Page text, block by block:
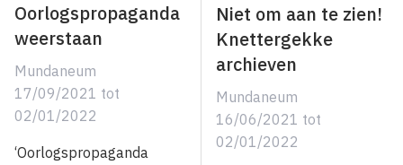
Oorlogspropaganda
weerstaan
Mundaneum
17/09/2021 tot
02/01/2022
‘Oorlogspropaganda
Niet om aan te zien!
Knettergekke
archieven
Mundaneum
16/06/2021 tot
02/01/2022